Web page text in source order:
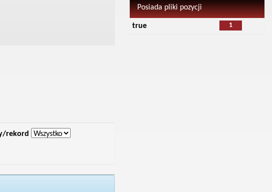
rekord
Posiada pliki pozycji
1
true